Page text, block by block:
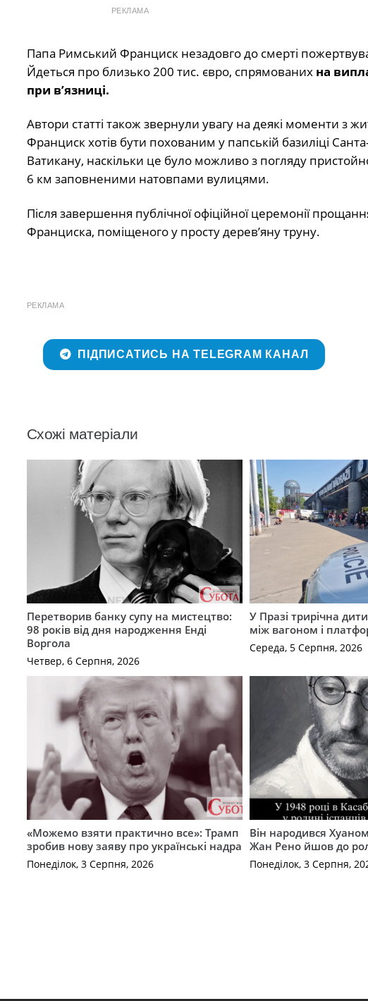
РЕКЛАМА
Папа Римський Франциск незадовго до смерті
Йдеться про близько 200 тис. євро, спрямованих на
при в’язниці.
Автори статті також звернули увагу на деякі моменти з
Франциск хотів бути похованим у папській базиліці
Ватикану, наскільки це було можливо з погляду
6 км заповненими натовпами вулицями.
Після завершення публічної офіційної церемонії
Франциска, поміщеного у просту дерев’яну труну.
РЕКЛАМА
ПІДПИСАТИСЬ НА TELEGRAM КАНАЛ
Схожі матеріали
Перетворив банку супу на мистецтво:
98 років від дня народження Енді
Воргола
Четвер, 6 Серпня, 2026
У Празі трирічна
між вагоном і
Середа, 5 Серпня, 2026
«Можемо взяти практично все»: Трамп
зробив нову заяву про українські надра
Понеділок, 3 Серпня, 2026
Він народився
Жан Рено йшов до
Понеділок, 3 Серпня,